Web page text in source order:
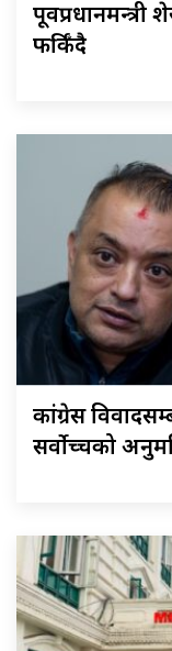
फर्किँदै
कांग्रेस
सर्वोच्चको